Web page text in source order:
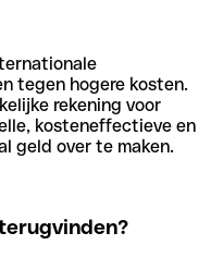
tegen hogere kosten.
rekening voor
kosteneffectieve en
geld over te maken.